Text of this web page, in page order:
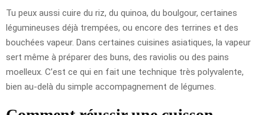
Tu peux aussi cuire du riz, du quinoa, du boulgour, certaines
légumineuses déjà trempées, ou encore des terrines et des
bouchées vapeur. Dans certaines cuisines asiatiques, la vapeur
sert même à préparer des buns, des raviolis ou des pains
moelleux. C’est ce qui en fait une technique très polyvalente,
bien au-delà du simple accompagnement de légumes.